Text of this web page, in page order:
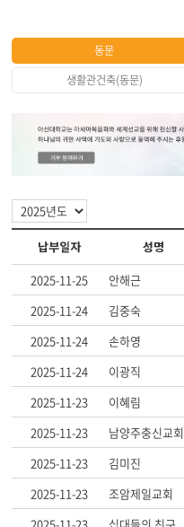
동문
생활관건축(동문)
납부일자 성명
2025-11-25
안해근
2025-11-24
김중숙
2025-11-24
손하영
2025-11-24
이광직
2025-11-23
이혜림
2025-11-23
남양주충신교회
2025-11-23
김미진
2025-11-23
조암제일교회